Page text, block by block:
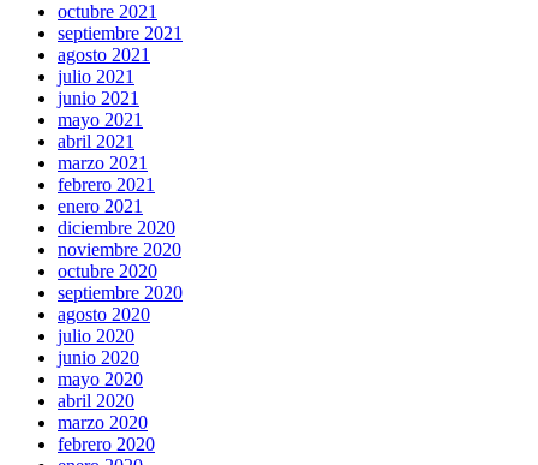
octubre 2021
septiembre 2021
agosto 2021
julio 2021
junio 2021
mayo 2021
abril 2021
marzo 2021
febrero 2021
enero 2021
diciembre 2020
noviembre 2020
octubre 2020
septiembre 2020
agosto 2020
julio 2020
junio 2020
mayo 2020
abril 2020
marzo 2020
febrero 2020